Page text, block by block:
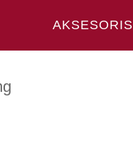
AKSESORIS